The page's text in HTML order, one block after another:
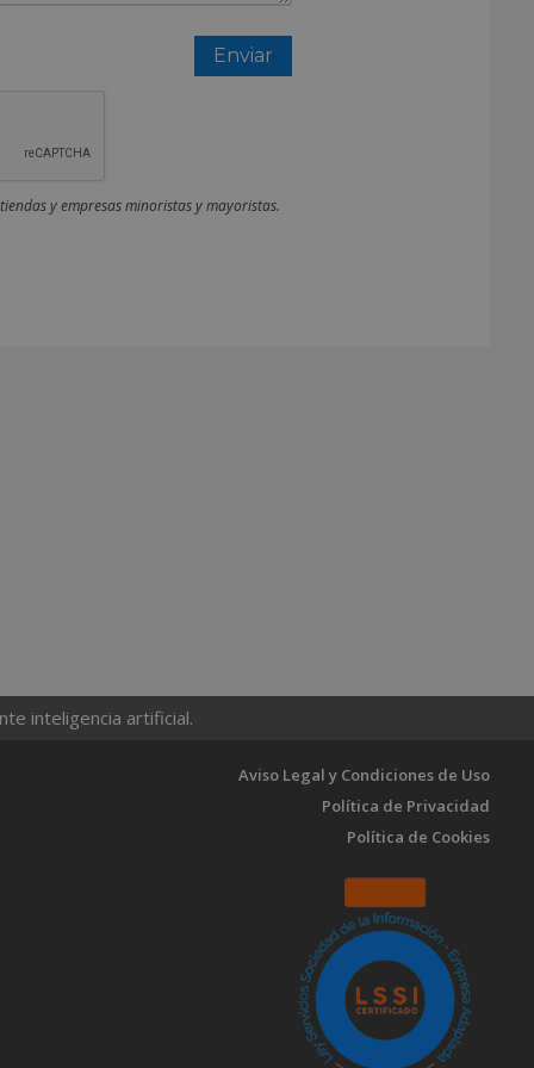
y empresas minoristas y mayoristas.
inteligencia artificial.
Aviso Legal y Condiciones de Uso
Política de Privacidad
Política de Cookies